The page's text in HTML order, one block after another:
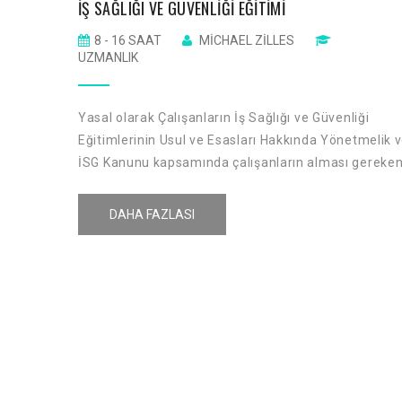
İŞ SAĞLIĞI VE GÜVENLIĞI EĞITIMI
8 - 16 SAAT
MICHAEL ZILLES
UZMANLIK
Yasal olarak Çalışanların İş Sağlığı ve Güvenliği
Eğitimlerinin Usul ve Esasları Hakkında Yönetmelik
İSG Kanunu kapsamında çalışanların alması
yaratmak amacı ile İş sağlığı ve güvenliği ile ilgili
DAHA FAZLASI